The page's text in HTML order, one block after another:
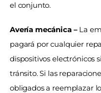
el conjunto.
Avería mecánica – La
pagará por cualquier
dispositivos electrónicos
tránsito. Si las
obligados a reemplazar